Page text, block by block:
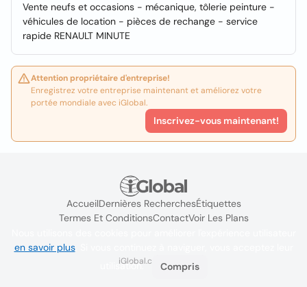
Vente neufs et occasions - mécanique, tôlerie peinture -
véhicules de location - pièces de rechange - service
rapide RENAULT MINUTE
Attention propriétaire d'entreprise!
Enregistrez votre entreprise maintenant et améliorez votre
portée mondiale avec iGlobal.
Inscrivez-vous maintenant!
AccueilDernières RecherchesÉtiquettes
Termes Et ConditionsContactVoir Les Plans
iGlobal.co @ 2024
en savoir plus. Si vous continuez à naviguer, vous acceptez leur
utilisation.
Compris